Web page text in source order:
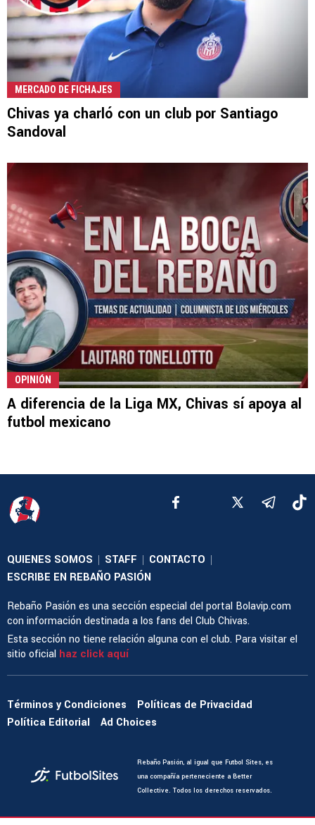
MERCADO DE FICHAJES
Chivas ya charló con un club por Santiago
Sandoval
OPINIÓN
A diferencia de la Liga MX, Chivas sí apoya al
futbol mexicano
QUIENES SOMOS | STAFF | CONTACTO |
ESCRIBE EN REBAÑO PASIÓN
Rebaño Pasión es una sección especial del portal Bolavip.com
con información destinada a los fans del Club Chivas.
Esta sección no tiene relación alguna con el club. Para visitar el
sitio oficial haz click aquí
Términos y Condiciones
Políticas de Privacidad
Política Editorial
Ad Choices
Rebaño Pasión, al igual que Futbol Sites, es
una compañía perteneciente a Better
Collective. Todos los derechos reservados.